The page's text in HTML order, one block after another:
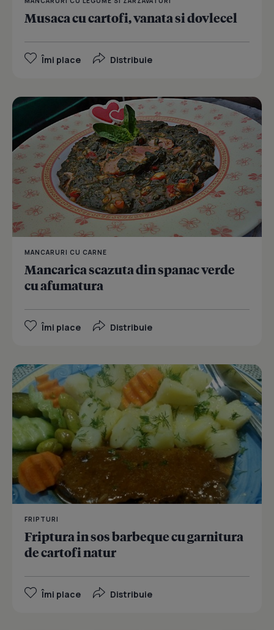
Musaca cu cartofi, vanata si dovlecel
Îmi place Distribuie
MANCARURI CU CARNE
Mancarica scazuta din spanac verde
cu afumatura
Îmi place Distribuie
FRIPTURI
Friptura in sos barbeque cu garnitura
de cartofi natur
Îmi place Distribuie